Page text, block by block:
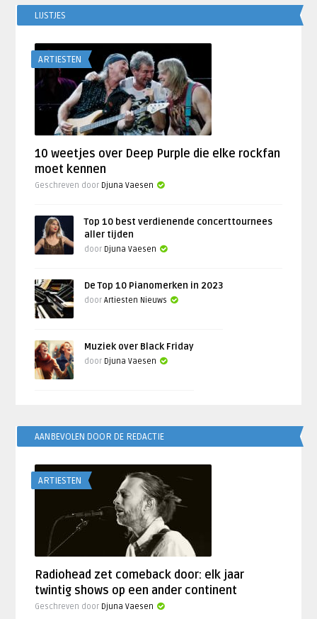
LIJSTJES
ARTIESTEN
10 weetjes over Deep Purple die elke rockfan
moet kennen
Geschreven door Djuna Vaesen
Top 10 best verdienende concerttournees
aller tijden
door Djuna Vaesen
De Top 10 Pianomerken in 2023
doorArtiesten Nieuws
Muziek over Black Friday
door Djuna Vaesen
AANBEVOLEN DOOR DE REDACTIE
ARTIESTEN
Radiohead zet comeback door: elk jaar
twintig shows op een ander continent
Geschreven door Djuna Vaesen